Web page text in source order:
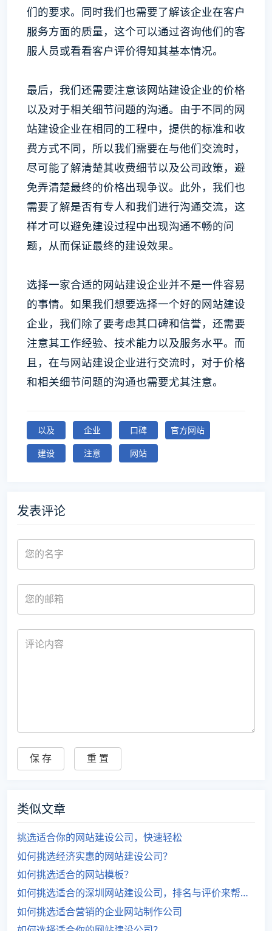
们的要求。同时我们也需要了解该企业在客户
服务方面的质量，这个可以通过咨询他们的客
服人员或看看客户评价得知其基本情况。
最后，我们还需要注意该网站建设企业的价格
以及对于相关细节问题的沟通。由于不同的网
站建设企业在相同的工程中，提供的标准和收
费方式不同，所以我们需要在与他们交流时，
尽可能了解清楚其收费细节以及公司政策，避
免弄清楚最终的价格出现争议。此外，我们也
需要了解是否有专人和我们进行沟通交流，这
样才可以避免建设过程中出现沟通不畅的问
题，从而保证最终的建设效果。
选择一家合适的网站建设企业并不是一件容易
的事情。如果我们想要选择一个好的网站建设
企业，我们除了要考虑其口碑和信誉，还需要
注意其工作经验、技术能力以及服务水平。而
且，在与网站建设企业进行交流时，对于价格
和相关细节问题的沟通也需要尤其注意。
以及 企业 口碑
官方网站
建设
注意 网站
发表评论
类似文章
挑选适合你的网站建设公司，快速轻松
如何挑选经济实惠的网站建设公司？
如何挑选适合的网站模板？
如何挑选适合的深圳网站建设公司，排名与评价来帮助您决策。
如何挑选适合营销的企业网站制作公司